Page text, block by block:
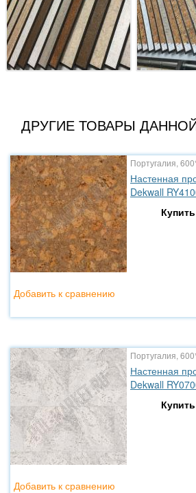
ДРУГИЕ ТОВАРЫ
Португалия,
Настенная
Dekwall
Добавить к сравнению
Португалия,
Настенная
Dekwall
Добавить к сравнению